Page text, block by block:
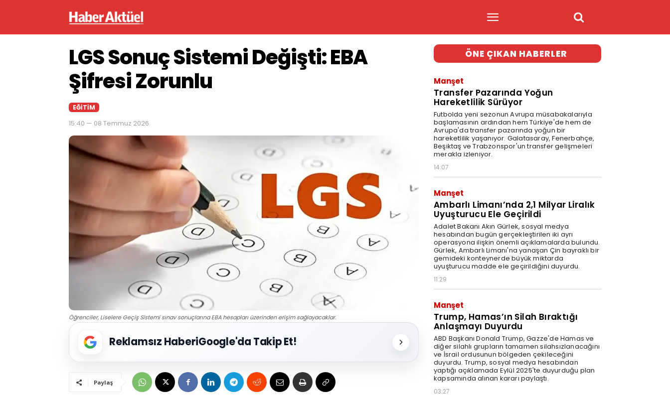
LGS Sonuç Sistemi Değişti: EBA
Şifresi Zorunlu
EĞITIM
15:40 — 08 Temmuz 2026
Öğrenciler, Liselere Geçiş Sistemi sınav sonuçlarına EBA hesapları üzerinden erişim sağlayacaklar.
Reklamsız HaberiGoogle'da Takip Et!
Paylaş
ÖNE ÇIKAN HABERLER
Manşet
Transfer Pazarında Yoğun
Hareketlilik Sürüyor
Futbolda yeni sezonun Avrupa müsabakalarıyla
başlamasının ardından hem Türkiye'de hem de
Avrupa'da transfer pazarında yoğun bir
hareketlilik yaşanıyor. Galatasaray, Fenerbahçe,
Beşiktaş ve Trabzonspor'un transfer gelişmeleri
merakla izleniyor.
14:07
Manşet
Ambarlı Limanı’nda 2,1 Milyar Liralık
Uyuşturucu Ele Geçirildi
Adalet Bakanı Akın Gürlek, sosyal medya
hesabından bugün gerçekleştirilen iki ayrı
operasyona ilişkin önemli açıklamalarda bulundu.
Gürlek, Ambarlı Limanı'na yanaşan Çin bayraklı bir
gemideki konteynerde büyük miktarda
uyuşturucu madde ele geçirildiğini duyurdu.
11:29
Manşet
Trump, Hamas’ın Silah Bıraktığı
Anlaşmayı Duyurdu
ABD Başkanı Donald Trump, Gazze'de Hamas ve
diğer silahlı grupların tamamen silahsızlanacağını
ve İsrail ordusunun bölgeden çekileceğini
duyurdu. Trump, sosyal medya hesabından
yaptığı açıklamada Eylül 2025'te duyurduğu plan
kapsamında alınan kararı paylaştı.
03:27